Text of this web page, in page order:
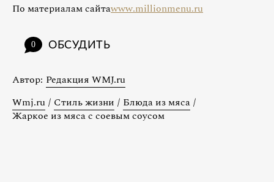
По материалам сайтаwww.millionmenu.ru
0 ОБСУДИТЬ
Автор: Редакция WMJ.ru
Wmj.ru / Стиль жизни / Блюда из мяса /
Жаркое из мяса с соевым соусом